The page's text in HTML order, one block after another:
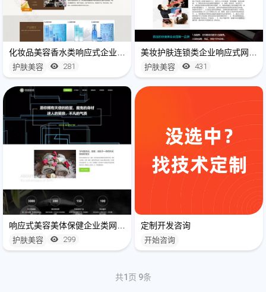
护肤美容 281 护肤美容 431
护肤美容 299
定制开发咨询
开始咨询
共1 页 9条